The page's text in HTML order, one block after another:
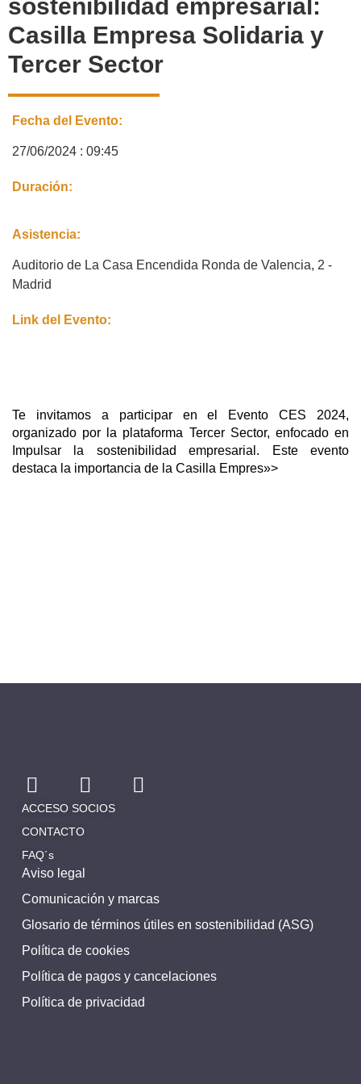
sostenibilidad empresarial:
Casilla Empresa Solidaria y
Tercer Sector
Fecha del Evento:
27/06/2024 : 09:45
Duración:
Asistencia:
Auditorio de La Casa Encendida Ronda de Valencia, 2 -
Madrid
Link del Evento:
Te invitamos a participar en el Evento CES 2024,
organizado por la plataforma Tercer Sector, enfocado en
Impulsar la sostenibilidad empresarial. Este evento
destaca la importancia de la Casilla Empres»>
Aviso legal
Comunicación y marcas
Glosario de términos útiles en sostenibilidad (ASG)
Política de cookies
Política de pagos y cancelaciones
Política de privacidad
ACCESO SOCIOS
CONTACTO
FAQ´s